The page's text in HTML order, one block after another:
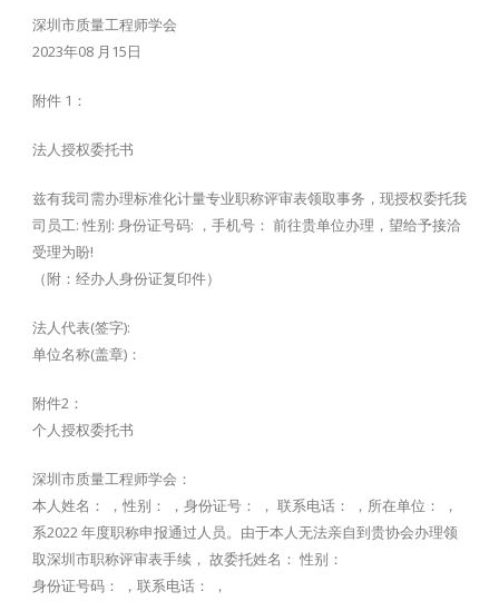
深圳市质量工程师学会
2023年08 月15日
附件 1：
法人授权委托书
兹有我司需办理标准化计量专业职称评审表领取事务，现授权委托我
司员工: 性别: 身份证号码: ，手机号： 前往贵单位办理，望给予接洽
受理为盼!
（附：经办人身份证复印件）
法人代表(签字):
单位名称(盖章)：
附件2：
个人授权委托书
深圳市质量工程师学会：
本人姓名： ，性别： ，身份证号： ， 联系电话： ，所在单位： ，
系2022 年度职称申报通过人员。由于本人无法亲自到贵协会办理领
取深圳市职称评审表手续， 故委托姓名： 性别：
身份证号码： ，联系电话： ，